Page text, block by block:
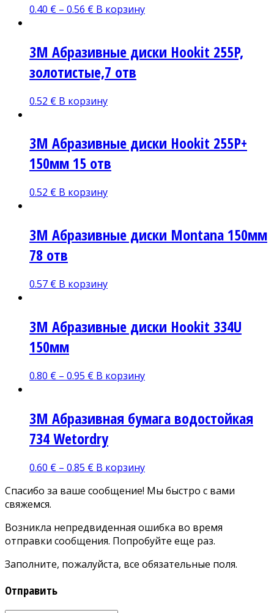
0.40 € – 0.56 € В корзину
3M Абразивные диски Hookit 255P,
золотистые,7 отв
0.52 € В корзину
3M Абразивные диски Hookit 255P+
150мм 15 отв
0.52 € В корзину
3M Абразивные диски Montana 150мм
78 отв
0.57 € В корзину
3M Абразивные диски Hoоkit 334U
150мм
0.80 € – 0.95 € В корзину
3M Абразивная бумага водостойкая
734 Wetordry
0.60 € – 0.85 € В корзину
Спасибо за ваше сообщение! Мы быстро с вами
свяжемся.
Возникла непредвиденная ошибка во время
отправки сообщения. Попробуйте еще раз.
Заполните, пожалуйста, все обязательные поля.
Отправить